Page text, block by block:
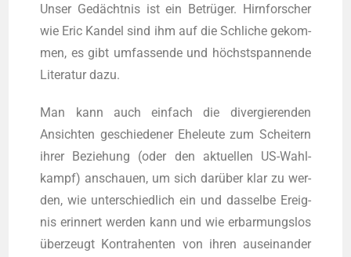
Unser Gedächtnis ist ein Betrüger. Hirn­for­scher
wie Eric Kan­del sind ihm auf die Schli­che gekom­
men, es gibt umfas­sen­de und höchstspannende
Lite­ra­tur dazu.
Man kann auch ein­fach die diver­gie­ren­den
Ansich­ten geschie­de­ner Ehe­leu­te zum Schei­tern
ihrer Bezie­hung (oder den aktu­el­len US-Wahl­
kampf) anschau­en, um sich darüber klar zu wer­
den, wie unter­schied­lich ein und das­sel­be Ereig­
nis erin­nert wer­den kann und wie erbar­mungs­los
überzeugt Kon­tra­hen­ten von ihren aus­ein­an­der